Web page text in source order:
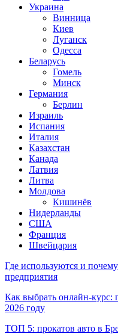
Украина
Винница
Киев
Луганск
Одесса
Беларусь
Гомель
Минск
Германия
Берлин
Израиль
Испания
Италия
Казахстан
Канада
Латвия
Литва
Молдова
Кишинёв
Нидерланды
США
Франция
Швейцария
Где используются и
предприятия
Как выбрать онлайн-курс:
2026 году
ТОП 5: прокатов авто в